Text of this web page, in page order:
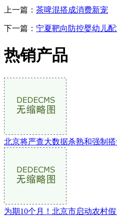
上一篇： 茶啤混搭成消费新宠
下一篇： 宁夏靶向防控婴幼儿
热销产品
北京将严查大数据杀熟和强制
为期10个月！北京市启动农村